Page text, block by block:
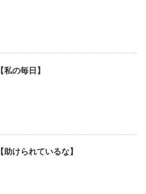
【私の毎日】
【助けられているな】